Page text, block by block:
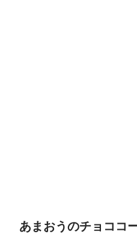
あまおうのチョココ